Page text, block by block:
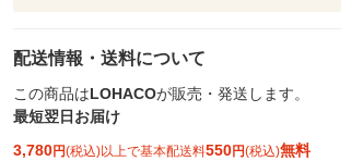
配送情報・送料について
この商品はLOHACOが販売・発送します。
最短翌日お届け
3,780円(税込)以上で基本配送料550円(税込)無料